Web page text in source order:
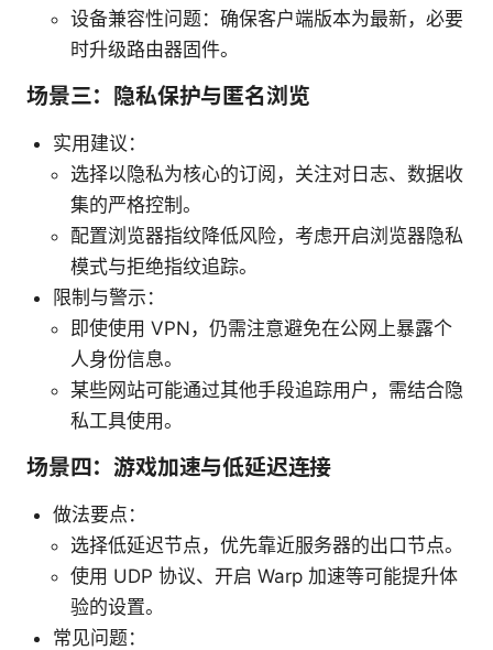
设备兼容性问题：确保客户端版本为最新，必要
时升级路由器固件。
场景三：隐私保护与匿名浏览
实用建议：
选择以隐私为核心的订阅，关注对日志、数据收
集的严格控制。
配置浏览器指纹降低风险，考虑开启浏览器隐私
模式与拒绝指纹追踪。
限制与警示：
即使使用 VPN，仍需注意避免在公网上暴露个
人身份信息。
某些网站可能通过其他手段追踪用户，需结合隐
私工具使用。
场景四：游戏加速与低延迟连接
做法要点：
选择低延迟节点，优先靠近服务器的出口节点。
使用 UDP 协议、开启 Warp 加速等可能提升体
验的设置。
常见问题：